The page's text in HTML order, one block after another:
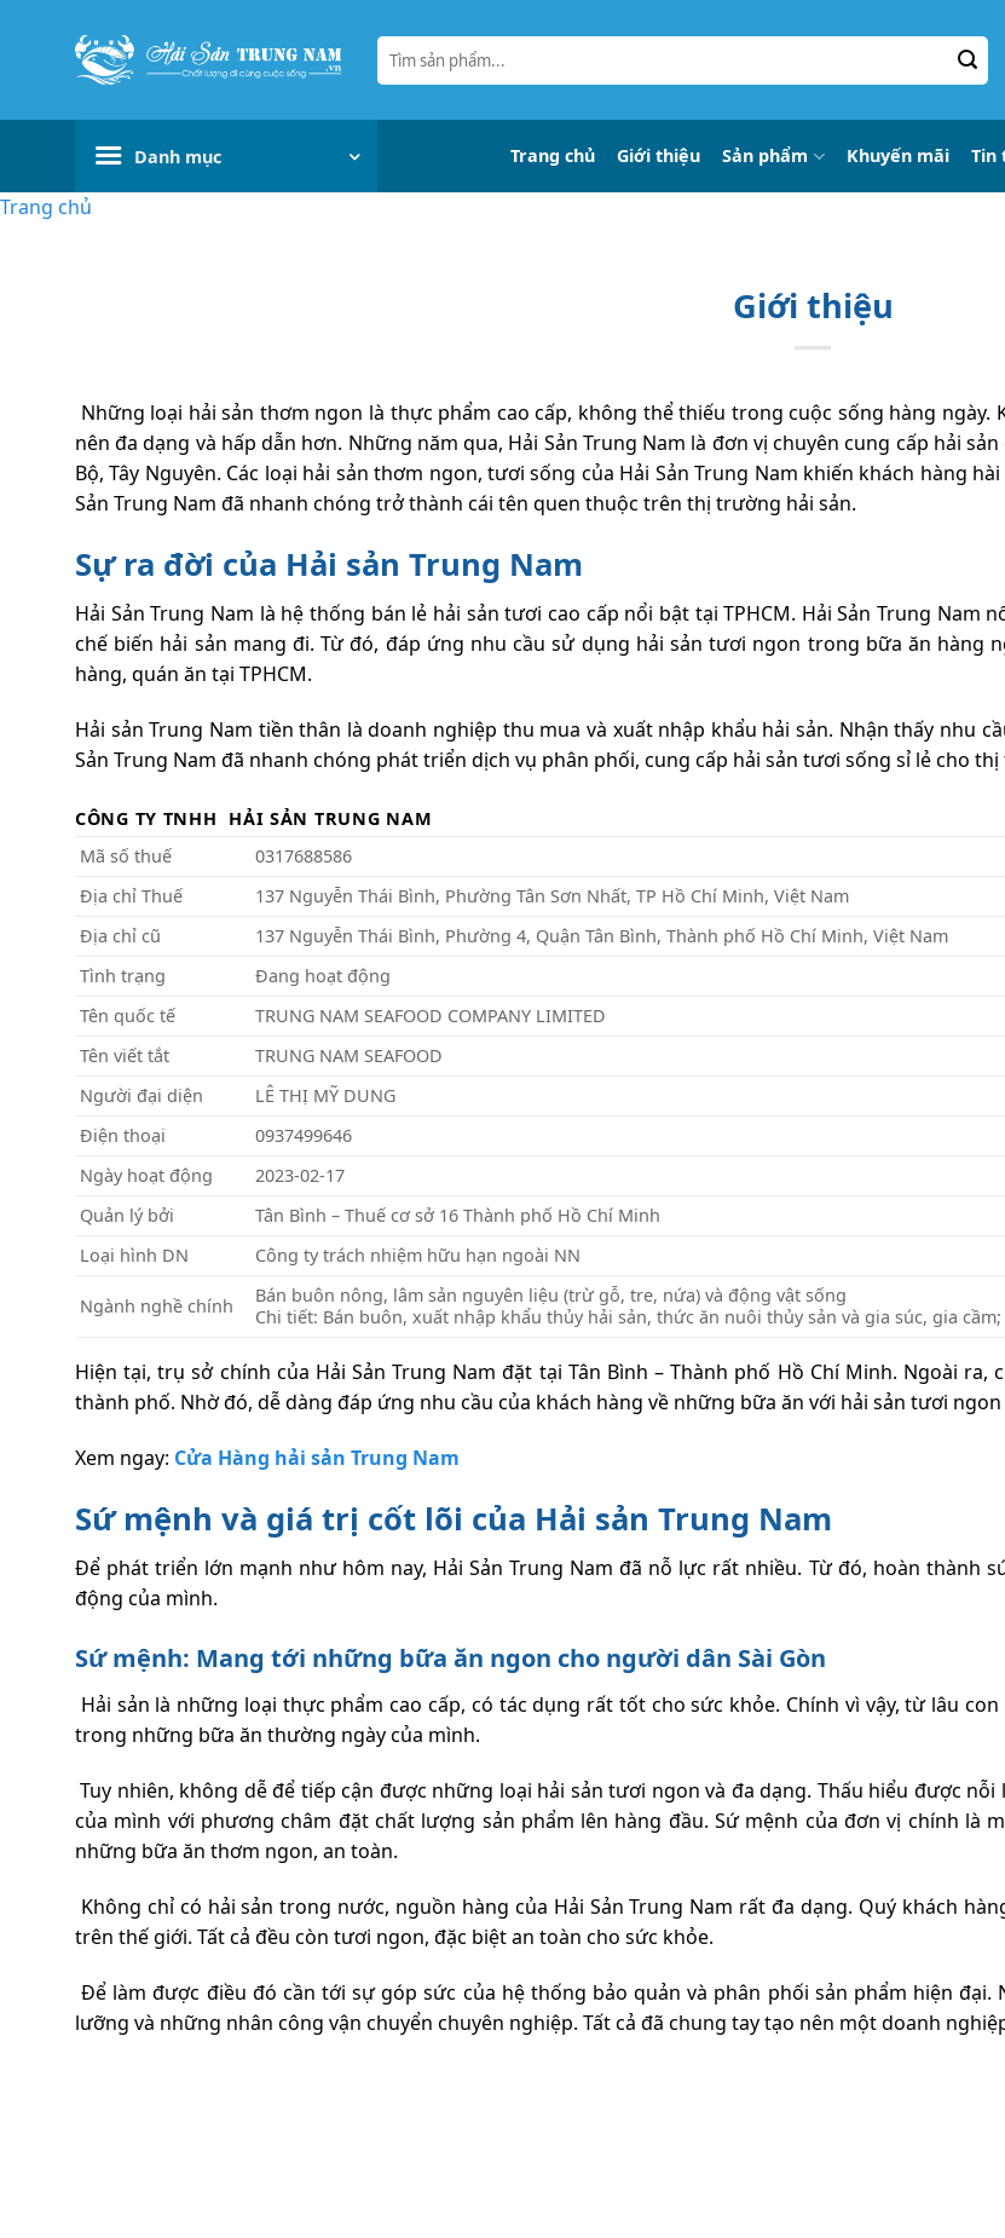
Tìm
kiếm:
Danh mục Trang chủ Giới thiệu Sản phẩm Khuyến mãi Tin
Trang chủ
Giới thiệu
Những loại hải sản thơm ngon là thực phẩm cao cấp, không thể thiếu trong cuộc sống hàng
nên đa dạng và hấp dẫn hơn. Những năm qua, Hải Sản Trung Nam là đơn vị chuyên cung cấp hải
Bộ, Tây Nguyên. Các loại hải sản thơm ngon, tươi sống của Hải Sản Trung Nam khiến khách hàng
Sản Trung Nam đã nhanh chóng trở thành cái tên quen thuộc trên thị trường hải sản.
Sự ra đời của Hải sản Trung Nam
Hải Sản Trung Nam là hệ thống bán lẻ hải sản tươi cao cấp nổi bật tại TPHCM. Hải Sản Trung
chế biến hải sản mang đi. Từ đó, đáp ứng nhu cầu sử dụng hải sản tươi ngon trong bữa ăn hàng
hàng, quán ăn tại TPHCM.
Hải sản Trung Nam tiền thân là doanh nghiệp thu mua và xuất nhập khẩu hải sản. Nhận thấy nhu
Sản Trung Nam đã nhanh chóng phát triển dịch vụ phân phối, cung cấp hải sản tươi sống sỉ lẻ cho
CÔNG TY TNHH HẢI SẢN TRUNG NAM
Mã số thuế
0317688586
Địa chỉ Thuế
137 Nguyễn Thái Bình, Phường Tân Sơn Nhất, TP Hồ Chí Minh, Việt Nam
Địa chỉ cũ
137 Nguyễn Thái Bình, Phường 4, Quận Tân Bình, Thành phố Hồ Chí Minh, Việt Nam
Tình trạng
Đang hoạt động
Tên quốc tế
TRUNG NAM SEAFOOD COMPANY LIMITED
Tên viết tắt
TRUNG NAM SEAFOOD
Người đại diện
LÊ THỊ MỸ DUNG
Điện thoại
0937499646
Ngày hoạt động
2023-02-17
Quản lý bởi
Tân Bình – Thuế cơ sở 16 Thành phố Hồ Chí Minh
Loại hình DN
Công ty trách nhiệm hữu hạn ngoài NN
Ngành nghề chính
Bán buôn nông, lâm sản nguyên liệu (trừ gỗ, tre, nứa) và động vật sống
Chi tiết: Bán buôn, xuất nhập khẩu thủy hải sản, thức ăn nuôi thủy sản và gia súc, gia
Hiện tại, trụ sở chính của Hải Sản Trung Nam đặt tại Tân Bình – Thành phố Hồ Chí Minh. Ngoài
thành phố. Nhờ đó, dễ dàng đáp ứng nhu cầu của khách hàng về những bữa ăn với hải sản tươi ngon
Xem ngay: Cửa Hàng hải sản Trung Nam
Sứ mệnh và giá trị cốt lõi của Hải sản Trung Nam
Để phát triển lớn mạnh như hôm nay, Hải Sản Trung Nam đã nỗ lực rất nhiều. Từ đó, hoàn
động của mình.
Sứ mệnh: Mang tới những bữa ăn ngon cho người dân Sài Gòn
Hải sản là những loại thực phẩm cao cấp, có tác dụng rất tốt cho sức khỏe. Chính vì vậy, từ lâu
trong những bữa ăn thường ngày của mình.
Tuy nhiên, không dễ để tiếp cận được những loại hải sản tươi ngon và đa dạng. Thấu hiểu được
của mình với phương châm đặt chất lượng sản phẩm lên hàng đầu. Sứ mệnh của đơn vị chính là
những bữa ăn thơm ngon, an toàn.
Không chỉ có hải sản trong nước, nguồn hàng của Hải Sản Trung Nam rất đa dạng. Quý khách
trên thế giới. Tất cả đều còn tươi ngon, đặc biệt an toàn cho sức khỏe.
Để làm được điều đó cần tới sự góp sức của hệ thống bảo quản và phân phối sản phẩm hiện
lưỡng và những nhân công vận chuyển chuyên nghiệp. Tất cả đã chung tay tạo nên một doanh